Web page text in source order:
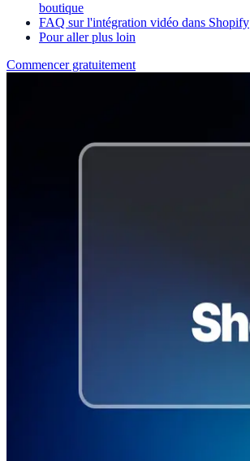
boutique
FAQ sur l'intégration vidéo dans Shopify
Pour aller plus loin
Commencer gratuitement